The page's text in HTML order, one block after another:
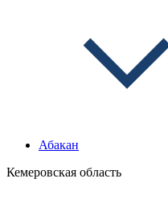
Абакан
Кемеровская область